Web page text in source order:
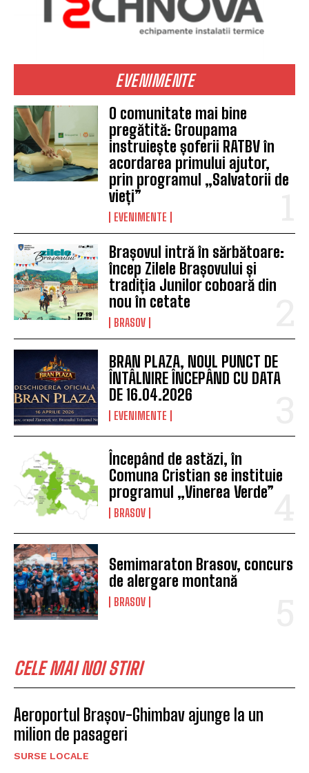
EVENIMENTE
O comunitate mai bine
pregătită: Groupama
instruiește șoferii RATBV în
acordarea primului ajutor,
prin programul „Salvatorii de
vieți”
EVENIMENTE
Brașovul intră în sărbătoare:
încep Zilele Brașovului și
tradiția Junilor coboară din
nou în cetate
BRASOV
BRAN PLAZA, NOUL PUNCT DE
ÎNTÂLNIRE ÎNCEPÂND CU DATA
DE 16.04.2026
EVENIMENTE
Începând de astăzi, în
Comuna Cristian se instituie
programul „Vinerea Verde”
BRASOV
Semimaraton Brasov, concurs
de alergare montană
BRASOV
CELE MAI NOI STIRI
Aeroportul Brașov-Ghimbav ajunge la un
milion de pasageri
SURSE LOCALE